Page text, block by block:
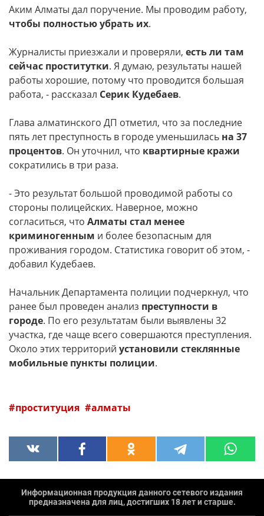
Аким Алматы дал поручение. Мы проводим работу,
чтобы полностью убрать их.
Журналисты приезжали и проверяли, есть ли там
сейчас проститутки. Я думаю, результаты нашей
работы хорошие, потому что проводится большая
работа, - рассказал Серик Кудебаев.
Глава алматинского ДП отметил, что за последние
пять лет преступность в городе уменьшилась на 37
процентов. Он уточнил, что квартирные кражи
сократились в три раза.
- Это результат большой проводимой работы со
стороны полицейских. Наверное, можно
согласиться, что Алматы стал менее
криминогенным и более безопасным для
проживания городом. Статистика говорит об этом, -
добавил Кудебаев.
Начальник Департамента полиции подчеркнул, что
ранее был проведен анализ преступности в
городе. По его результатам были выявлены 32
участка, где чаще всего совершаются преступления.
Около этих территорий установили стеклянные
мобильные пункты полиции.
проституция алматы
Информационная продукция данного сетевого издания
предназначена для лиц, достигших 18 лет и старше.